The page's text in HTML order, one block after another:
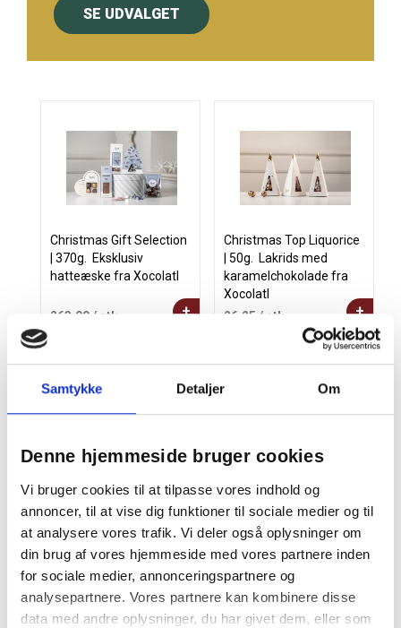
Samtykke Detaljer Om
Denne hjemmeside bruger cookies
Vi bruger cookies til at tilpasse vores indhold og
annoncer, til at vise dig funktioner til sociale medier og til
at analysere vores trafik. Vi deler også oplysninger om
din brug af vores hjemmeside med vores partnere inden
for sociale medier, annonceringspartnere og
analysepartnere. Vores partnere kan kombinere disse
data med andre oplysninger, du har givet dem, eller som
SE UDVALGET
Christmas Gift Selection
| 370g.  Eksklusiv
hatteæske fra Xocolatl
263,00 / stk +
Christmas Top Liquorice
| 50g.  Lakrids med
karamelchokolade fra
Xocolatl
26,25 / stk +
Julegaver til medarbejdere
julegaver. Du kan enten selv vælge mellem 1.000 gaver
gaver i mange genrer. Du finder her gaver, der passer til
alle typer virksomheder, budgetter og de
personalegrupper I har.
Vælg mellem anerkendte designhuse som Georg Jensen,
Kay Bojesen, Holmegaard, Stelton, Normann, Spring
Copenhagen, Architectmade, Alfi, Pillivuyt, Morsø, Philips
m.m. Hvad med lækkerier til den søde tand eller ganen fra